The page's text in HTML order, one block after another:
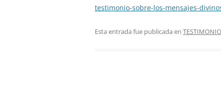
testimonio-sobre-los-mensajes-
Esta entrada fue publicada en